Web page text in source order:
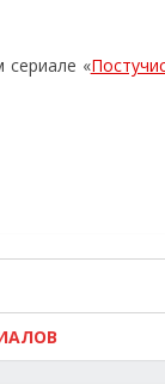
сериале «